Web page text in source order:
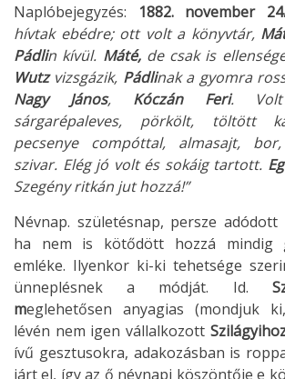
Naplóbejegyzés:
1882. november 24.
hívtak ebédre; ott volt a könyvtár,
Pádlin kívül. Máté,de csak is
Wutzvizsgázik, Pádlinak a gyomra
Nagy János, Kóczán Feri.
sárgarépaleves, pörkölt, töltött
pecsenye compóttal, almasajt,
szivar. Elég jó volt és sokáig tartott.
Szegény ritkán jut hozzá!”
Névnap. születésnap, persze
ha nem is kötődött hozzá mindig
emléke. Ilyenkor ki-ki tehetsége
ünneplésnek a módját. Id.
meglehetősen anyagias (mondjuk
lévén nem igen vállalkozott
ívű gesztusokra, adakozásban is
járt el, így az ő névnapi köszöntője e